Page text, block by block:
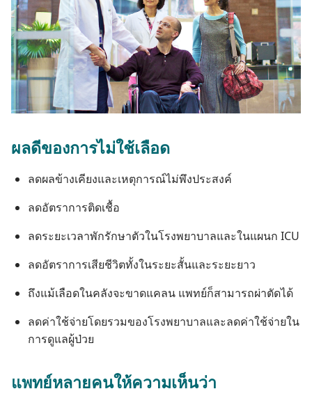
ผล​ดี​ของ​การ​ไม่​ใช้​เลือด
ลด​ผล​ข้าง​เคียง​และ​เหตุ​การณ์​ไม่​พึง​ประสงค์
ลด​อัตรา​การ​ติด​เชื้อ
ลด​ระยะ​เวลา​พัก​รักษา​ตัว​ใน​โรง​พยาบาล​และ​ใน​แผนก ICU
ลด​อัตรา​การ​เสีย​ชีวิต​ทั้ง​ใน​ระยะ​สั้น​และ​ระยะ​ยาว
ถึง​แม้​เลือด​ใน​คลัง​จะ​ขาด​แคลน แพทย์​ก็​สามารถ​ผ่าตัด​ได้
ลด​ค่า​ใช้​จ่าย​โดย​รวม​ของ​โรง​พยาบาล​และ​ลด​ค่า​ใช้​จ่าย​ใน​
การ​ดู​แล​ผู้​ป่วย
แพทย์​หลาย​คน​ให้​ความ​เห็น​ว่า